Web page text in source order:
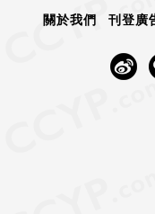
關於我們 刊登廣